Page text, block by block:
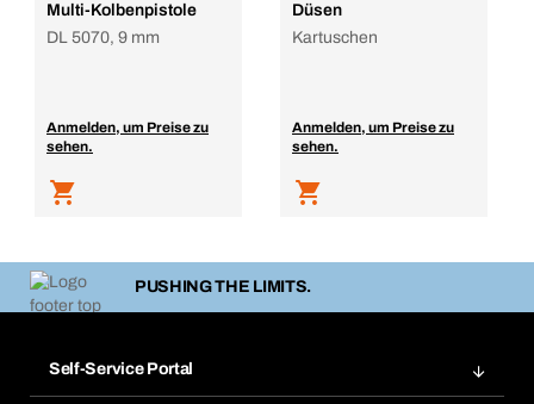
Multi-Kolbenpistole
DL 5070, 9 mm
Anmelden, um Preise zu
sehen.
Düsen
Kartuschen
Anmelden, um Preise zu
sehen.
PUSHING THE LIMITS.
Self-Service Portal